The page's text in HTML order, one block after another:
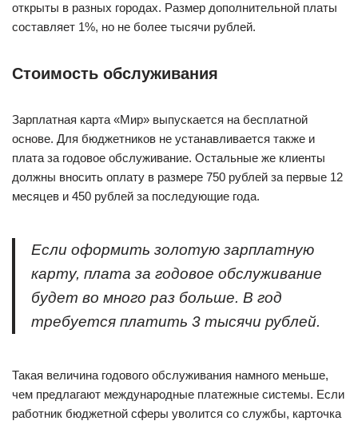
открыты в разных городах. Размер дополнительной платы
составляет 1%, но не более тысячи рублей.
Стоимость обслуживания
Зарплатная карта «Мир» выпускается на бесплатной
основе. Для бюджетников не устанавливается также и
плата за годовое обслуживание. Остальные же клиенты
должны вносить оплату в размере 750 рублей за первые 12
месяцев и 450 рублей за последующие года.
Если оформить золотую зарплатную
карту, плата за годовое обслуживание
будет во много раз больше. В год
требуется платить 3 тысячи рублей.
Такая величина годового обслуживания намного меньше,
чем предлагают международные платежные системы. Если
работник бюджетной сферы уволится со службы, карточка